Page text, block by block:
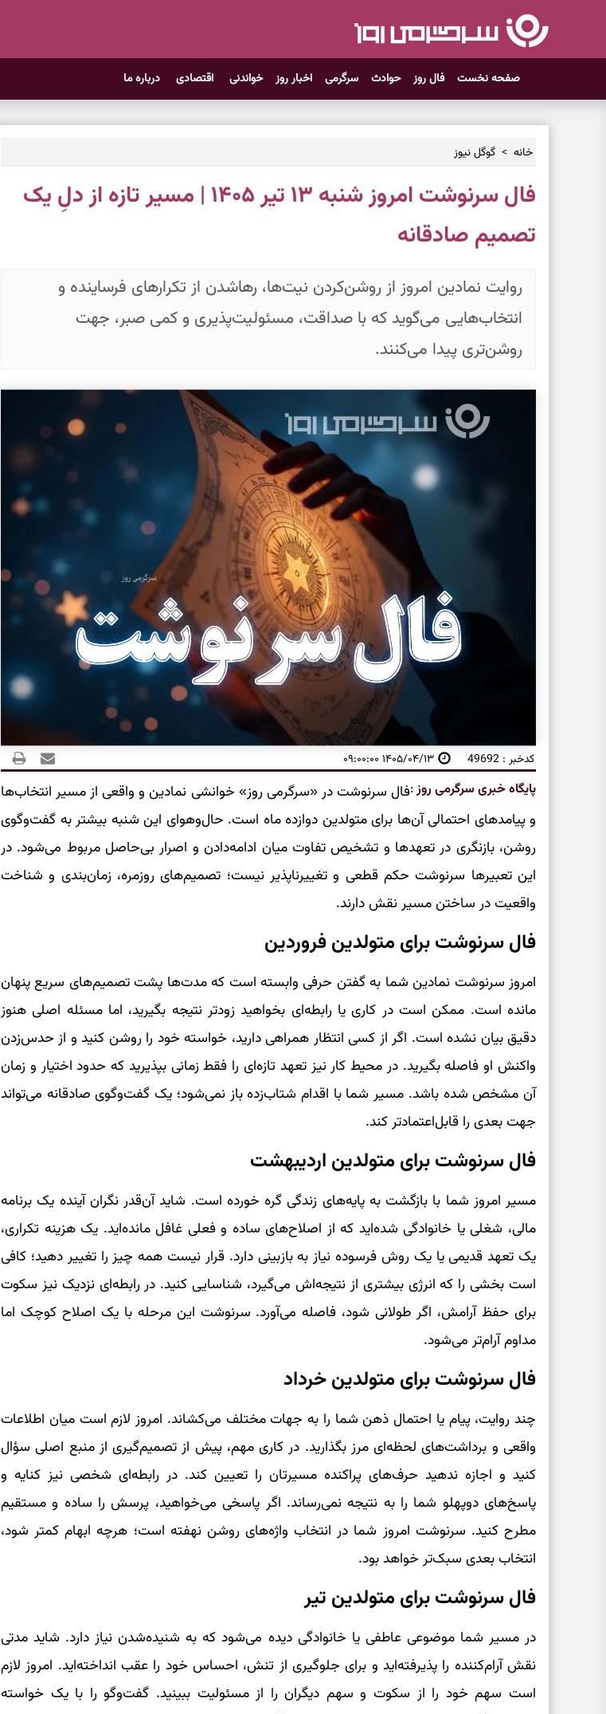
صفحه نخست فال روز حوادث سرگرمی اخبار روز خواندنی اقتصادی درباره ما
خانه گوگل نیوز
فال سرنوشت امروز شنبه ۱۳ تیر ۱۴۰۵ | مسیر تازه از دلِ یک
تصمیم صادقانه
روایت نمادین امروز از روشن‌کردن نیت‌ها، رهاشدن از تکرارهای فرساینده و
انتخاب‌هایی می‌گوید که با صداقت، مسئولیت‌پذیری و کمی صبر، جهت
روشن‌تری پیدا می‌کنند.
کدخبر : 49692 ۱۴۰۵/۰۴/۱۳ ۰۹:۰۰:۰۰
پایگاه خبری سرگرمی روز:فال سرنوشت در «سرگرمی روز» خوانشی نمادین و واقعی از مسیر انتخاب‌ها
و پیامدهای احتمالی آن‌ها برای متولدین دوازده ماه است. حال‌وهوای این شنبه بیشتر به گفت‌وگوی
روشن، بازنگری در تعهدها و تشخیص تفاوت میان ادامه‌دادن و اصرار بی‌حاصل مربوط می‌شود. در
این تعبیرها سرنوشت حکم قطعی و تغییرناپذیر نیست؛ تصمیم‌های روزمره، زمان‌بندی و شناخت
واقعیت در ساختن مسیر نقش دارند.
فال سرنوشت برای متولدین فروردین
امروز سرنوشت نمادین شما به گفتن حرفی وابسته است که مدت‌ها پشت تصمیم‌های سریع پنهان
مانده است. ممکن است در کاری یا رابطه‌ای بخواهید زودتر نتیجه بگیرید، اما مسئله اصلی هنوز
دقیق بیان نشده است. اگر از کسی انتظار همراهی دارید، خواسته خود را روشن کنید و از حدس‌زدن
واکنش او فاصله بگیرید. در محیط کار نیز تعهد تازه‌ای را فقط زمانی بپذیرید که حدود اختیار و زمان
آن مشخص شده باشد. مسیر شما با اقدام شتاب‌زده باز نمی‌شود؛ یک گفت‌وگوی صادقانه می‌تواند
جهت بعدی را قابل‌اعتمادتر کند.
فال سرنوشت برای متولدین اردیبهشت
مسیر امروز شما با بازگشت به پایه‌های زندگی گره خورده است. شاید آن‌قدر نگران آینده یک برنامه
مالی، شغلی یا خانوادگی شده‌اید که از اصلاح‌های ساده و فعلی غافل مانده‌اید. یک هزینه تکراری،
یک تعهد قدیمی یا یک روش فرسوده نیاز به بازبینی دارد. قرار نیست همه چیز را تغییر دهید؛ کافی
است بخشی را که انرژی بیشتری از نتیجه‌اش می‌گیرد، شناسایی کنید. در رابطه‌ای نزدیک نیز سکوت
برای حفظ آرامش، اگر طولانی شود، فاصله می‌آورد. سرنوشت این مرحله با یک اصلاح کوچک اما
مداوم آرام‌تر می‌شود.
فال سرنوشت برای متولدین خرداد
چند روایت، پیام یا احتمال ذهن شما را به جهات مختلف می‌کشاند. امروز لازم است میان اطلاعات
واقعی و برداشت‌های لحظه‌ای مرز بگذارید. در کاری مهم، پیش از تصمیم‌گیری از منبع اصلی سؤال
کنید و اجازه ندهید حرف‌های پراکنده مسیرتان را تعیین کند. در رابطه‌ای شخصی نیز کنایه و
پاسخ‌های دوپهلو شما را به نتیجه نمی‌رساند. اگر پاسخی می‌خواهید، پرسش را ساده و مستقیم
مطرح کنید. سرنوشت امروز شما در انتخاب واژه‌های روشن نهفته است؛ هرچه ابهام کمتر شود،
انتخاب بعدی سبک‌تر خواهد بود.
فال سرنوشت برای متولدین تیر
در مسیر شما موضوعی عاطفی یا خانوادگی دیده می‌شود که به شنیده‌شدن نیاز دارد. شاید مدتی
نقش آرام‌کننده را پذیرفته‌اید و برای جلوگیری از تنش، احساس خود را عقب انداخته‌اید. امروز لازم
است سهم خود را از سکوت و سهم دیگران را از مسئولیت ببینید. گفت‌وگو را با یک خواسته